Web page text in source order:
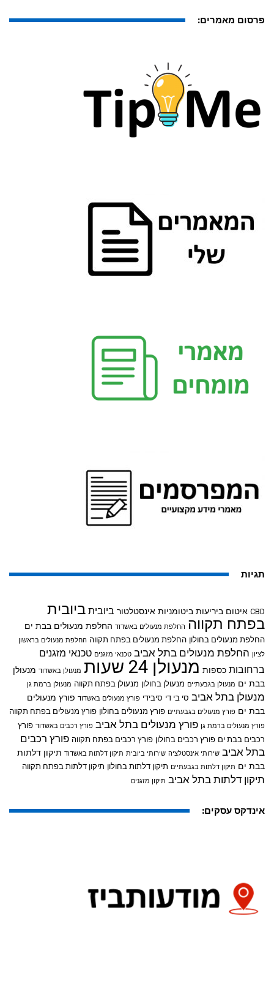
פרסום מאמרים:
תגיות
CBD איטום ביריעות ביטומניות אינסטלטור ביובית ביובית
בפתח תקווה החלפת מנעולים באשדוד החלפת מנעולים בבת ים
החלפת מנעולים בחולון החלפת מנעולים בפתח תקווה החלפת מנעולים בראשון
לציון החלפת מנעולים בתל אביב טכנאי מזגנים טכנאי מזגנים
ברחובות כספות מנעולן 24 שעות מנעולן באשדוד מנעולן
בבת ים מנעולן בגבעתיים מנעולן בחולון מנעולן בפתח תקווה מנעולן ברמת גן
מנעולן בתל אביב סי בי די סיבידי פורץ מנעולים באשדוד פורץ מנעולים
בבת ים פורץ מנעולים בגבעתיים פורץ מנעולים בחולון פורץ מנעולים בפתח תקווה
פורץ מנעולים ברמת גן פורץ מנעולים בתל אביב פורץ רכבים באשדוד פורץ
רכבים בבת ים פורץ רכבים בחולון פורץ רכבים בפתח תקווה פורץ רכבים
בתל אביב שירותי אינסטלציה שירותי ביובית תיקון דלתות באשדוד תיקון דלתות
בבת ים תיקון דלתות בגבעתיים תיקון דלתות בחולון תיקון דלתות בפתח תקווה
תיקון דלתות בתל אביב תיקון מזגנים
אינדקס עסקים: